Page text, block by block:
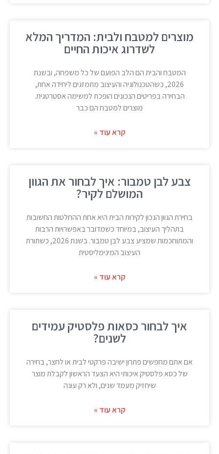
מוצרים למטבח ולבית: המדריך המלא
לשדרוג איכות החיים
המטבח והבית הם הלב הפועם של כל משפחה, ובשנת
2026, כשהטכנולוגיה והעיצוב מתמזגים ליחידה אחת,
הבחירה בפריטים הנכונים הופכת למשימה אסטרטגית.
מוצרים למטבח הם כבר
קרא עוד »
צבע לבן טמבור: איך לבחור את הגוון
המושלם לקיר?
בחירת הגוון הנכון לקירות הבית היא אחת ההחלטות החשובות
בתהליך העיצוב, במיוחד כשמדובר באפשרויות הרבות
והמתוחכמות שמציע צבע לבן טמבור. בשנת 2026, כשתורת
העיצוב המינימליסטית
קרא עוד »
איך לבחור כסאות פלסטיק עמידים
לשנים?
אם אתם מחפשים פתרון ישיבה פרקטי לבית או לחצר, בחירה
של כסא פלסטיק איכותי היא הצעד הראשון לקבלת מוצר
שיחזיק מעמד שנים, ולא רק עונה
קרא עוד »